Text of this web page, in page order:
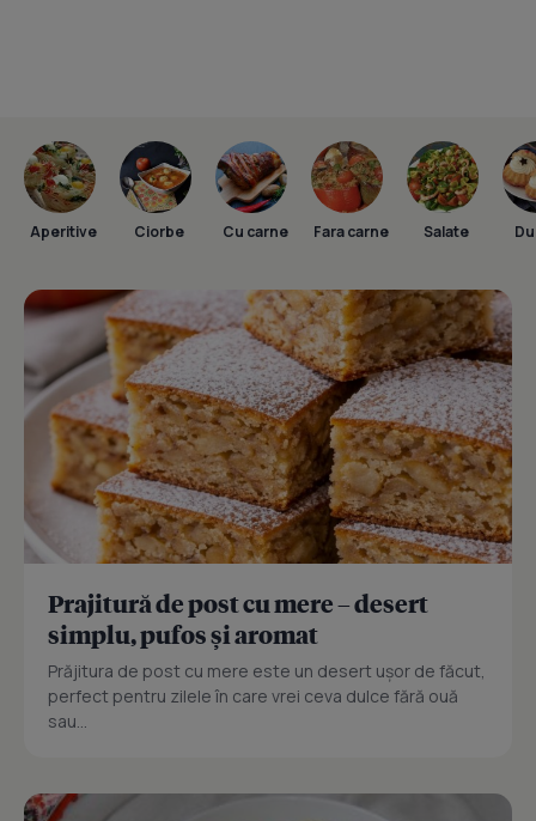
Aperitive Ciorbe Cu carne Fara carne Salate
Prajitură de post cu mere – desert
simplu, pufos și aromat
Prăjitura de post cu mere este un desert ușor de făcut,
perfect pentru zilele în care vrei ceva dulce fără ouă
sau...